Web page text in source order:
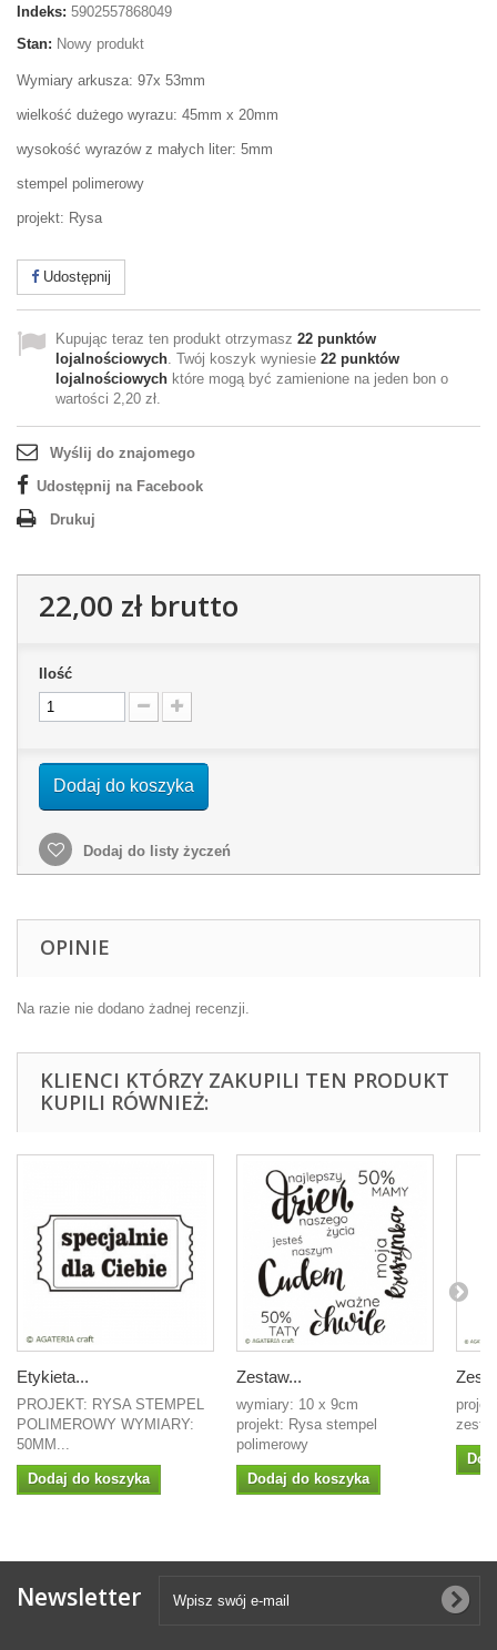
Indeks: 5902557868049
Stan: Nowy produkt
Wymiary arkusza: 97x 53mm
wielkość dużego wyrazu: 45mm x 20mm
wysokość wyrazów z małych liter: 5mm
stempel polimerowy
projekt: Rysa
Udostępnij
Kupując teraz ten produkt otrzymasz 22 punktów
lojalnościowych. Twój koszyk wyniesie 22 punktów
lojalnościowych które mogą być zamienione na jeden bon o
wartości 2,20 zł.
Wyślij do znajomego
Udostępnij na Facebook
Drukuj
22,00 złbrutto
Ilość
Dodaj do koszyka
Dodaj do listy życzeń
OPINIE
Na razie nie dodano żadnej recenzji.
KLIENCI KTÓRZY ZAKUPILI TEN PRODUKT
KUPILI RÓWNIEŻ:
Etykieta...
PROJEKT: RYSA STEMPEL
POLIMEROWY WYMIARY:
50MM...
Dodaj do koszyka
Zestaw...
wymiary: 10 x 9cm
projekt: Rysa stempel
polimerowy
Dodaj do koszyka
Newsletter